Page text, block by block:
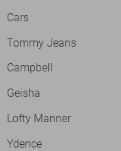
Cars
Tommy Jeans
Campbell
Geisha
Lofty Manner
Ydence